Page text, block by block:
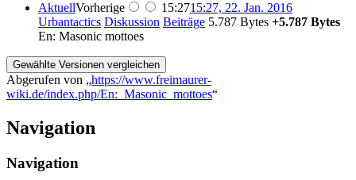
AktuellVorherige 15:2715:27, 22. Jan. 2016
Urbantactics Diskussion Beiträge 5.787 Bytes +5.787 Bytes
En: Masonic mottoes
Abgerufen von „https://www.freimaurer-
wiki.de/index.php/En:_Masonic_mottoes“
Navigation
Navigation